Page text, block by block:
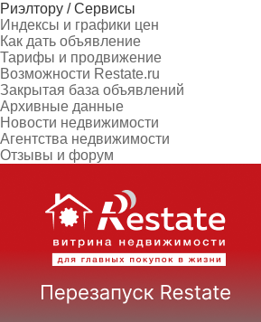
Риэлтору / Сервисы
Индексы и графики цен
Как дать объявление
Тарифы и продвижение
Возможности Restate.ru
Закрытая база объявлений
Архивные данные
Новости недвижимости
Агентства недвижимости
Отзывы и форум